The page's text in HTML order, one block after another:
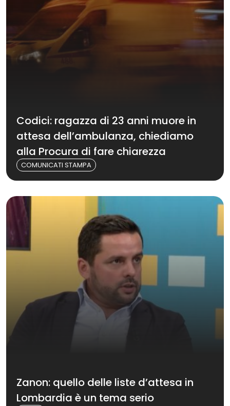
Codici: ragazza di 23 anni muore in
attesa dell’ambulanza, chiediamo
alla Procura di fare chiarezza
COMUNICATI STAMPA
Zanon: quello delle liste d’attesa in
Lombardia è un tema serio